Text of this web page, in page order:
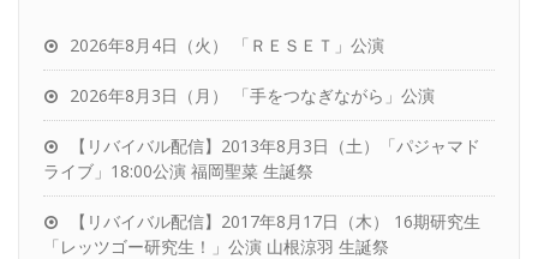
2026年8月4日（火） 「ＲＥＳＥＴ」公演
2026年8月3日（月） 「手をつなぎながら」公演
【リバイバル配信】2013年8月3日（土）「パジャマド
ライブ」18:00公演 福岡聖菜 生誕祭
【リバイバル配信】2017年8月17日（木） 16期研究生
「レッツゴー研究生！」公演 山根涼羽 生誕祭